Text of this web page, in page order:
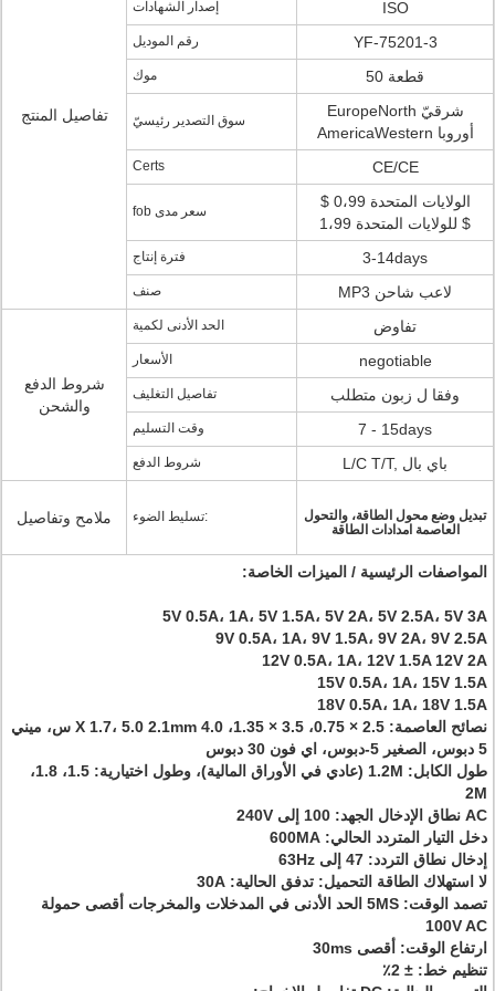
تفاصيل المنتج
إصدار الشهادات ISO
رقم الموديل YF-75201-3
موك 50 قطعة
سوق التصدير رئيسيّ
EuropeNorth شرقيّ
AmericaWestern أوروبا
Certs CE/CE
fob سعر مدى
الولايات المتحدة 0،99 $
للولايات المتحدة 1،99 $
فترة إنتاج 3-14days
صنف MP3 لاعب شاحن
شروط الدفع
والشحن
الحد الأدنى لكمية تفاوض
الأسعار negotiable
تفاصيل التغليف وفقا ل زبون متطلب
وقت التسليم 7 - 15days
شروط الدفع L/C T/T, باي بال
ملامح وتفاصيل تسليط الضوء:
تبديل وضع محول الطاقة، والتحول
العاصمة امدادات الطاقة
المواصفات الرئيسية / الميزات الخاصة:
5V 0.5A، ​​1A، 5V 1.5A، 5V 2A، 5V 2.5A، 5V 3A
9V 0.5A، ​​1A، 9V 1.5A، 9V 2A، 9V 2.5A
12V 0.5A، ​​1A، 12V 1.5A 12V 2A
15V 0.5A، ​​1A، 15V 1.5A
18V 0.5A، ​​1A، 18V 1.5A
نصائح العاصمة: 2.5 × 0.75، 3.5 × 1.35، 4.0 X 1.7، 5.0 2.1mm س، ميني
5 دبوس، الصغير 5-دبوس، اي فون 30 دبوس
طول الكابل: 1.2M (عادي في الأوراق المالية)، وطول اختيارية: 1.5، 1.8،
2M
AC نطاق الإدخال الجهد: 100 إلى 240V
دخل التيار المتردد الحالي: 600MA
إدخال نطاق التردد: 47 إلى 63Hz
لا استهلاك الطاقة التحميل: تدفق الحالية: 30A
تصمد الوقت: 5MS الحد الأدنى في المدخلات والمخرجات أقصى حمولة
100V AC
ارتفاع الوقت: أقصى 30ms
تنظيم خط: ± 2٪